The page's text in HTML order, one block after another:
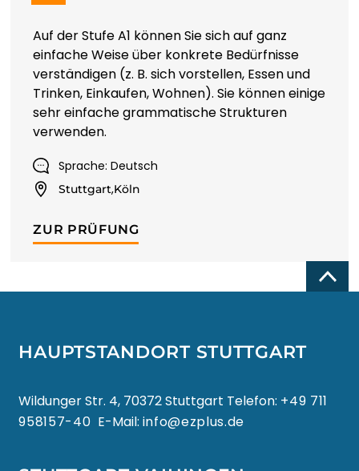
Auf der Stufe A1 können Sie sich auf ganz
einfache Weise über konkrete Bedürfnisse
verständigen (z. B. sich vorstellen, Essen und
Trinken, Einkaufen, Wohnen). Sie können einige
sehr einfache grammatische Strukturen
verwenden.
Sprache: Deutsch
Stuttgart,Köln
ZUR PRÜFUNG
Top
HAUPTSTANDORT STUTTGART
Wildunger Str. 4, 70372 Stuttgart Telefon: +49 711
958157-40 E-Mail: info@ezplus.de